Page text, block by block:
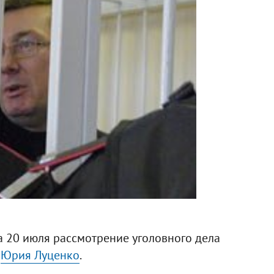
июля рассмотрение уголовного дела
Юрия Луценко.